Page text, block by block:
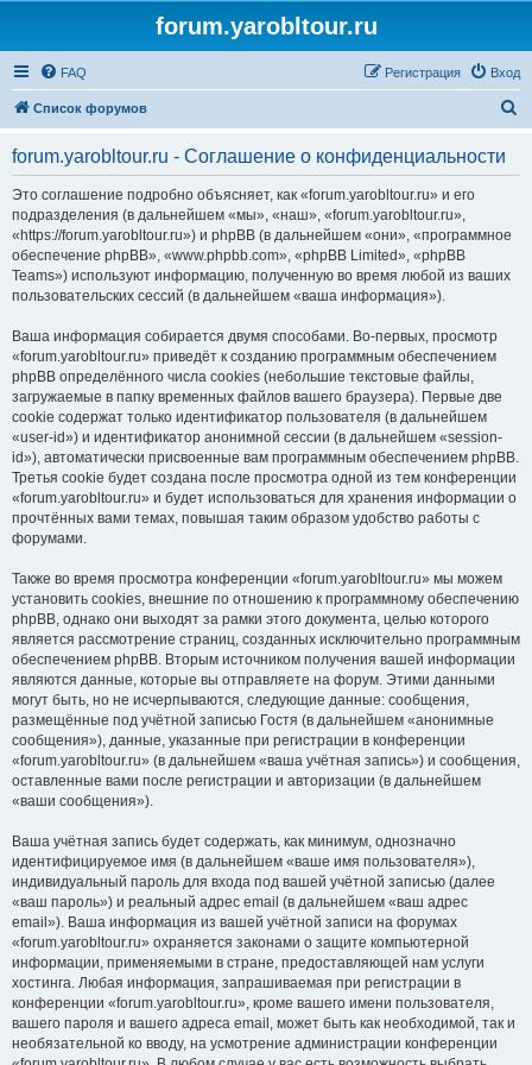
forum.yarobltour.ru
FAQ Вход
Регистрация
Список форумов
forum.yarobltour.ru - Соглашение о конфиденциальности
Это соглашение подробно объясняет, как «forum.yarobltour.ru» и его
подразделения (в дальнейшем «мы», «наш», «forum.yarobltour.ru»,
«https://forum.yarobltour.ru») и phpBB (в дальнейшем «они», «программное
обеспечение phpBB», «www.phpbb.com», «phpBB Limited», «phpBB
Teams») используют информацию, полученную во время любой из ваших
пользовательских сессий (в дальнейшем «ваша информация»).
Ваша информация собирается двумя способами. Во-первых, просмотр
«forum.yarobltour.ru» приведёт к созданию программным обеспечением
phpBB определённого числа cookies (небольшие текстовые файлы,
загружаемые в папку временных файлов вашего браузера). Первые две
cookie содержат только идентификатор пользователя (в дальнейшем
«user-id») и идентификатор анонимной сессии (в дальнейшем «session-
id»), автоматически присвоенные вам программным обеспечением phpBB.
Третья cookie будет создана после просмотра одной из тем конференции
«forum.yarobltour.ru» и будет использоваться для хранения информации о
прочтённых вами темах, повышая таким образом удобство работы с
форумами.
Также во время просмотра конференции «forum.yarobltour.ru» мы можем
установить cookies, внешние по отношению к программному обеспечению
phpBB, однако они выходят за рамки этого документа, целью которого
является рассмотрение страниц, созданных исключительно программным
обеспечением phpBB. Вторым источником получения вашей информации
являются данные, которые вы отправляете на форум. Этими данными
могут быть, но не исчерпываются, следующие данные: сообщения,
размещённые под учётной записью Гостя (в дальнейшем «анонимные
сообщения»), данные, указанные при регистрации в конференции
«forum.yarobltour.ru» (в дальнейшем «ваша учётная запись») и сообщения,
оставленные вами после регистрации и авторизации (в дальнейшем
«ваши сообщения»).
Ваша учётная запись будет содержать, как минимум, однозначно
идентифицируемое имя (в дальнейшем «ваше имя пользователя»),
индивидуальный пароль для входа под вашей учётной записью (далее
«ваш пароль») и реальный адрес email (в дальнейшем «ваш адрес
email»). Ваша информация из вашей учётной записи на форумах
«forum.yarobltour.ru» охраняется законами о защите компьютерной
информации, применяемыми в стране, предоставляющей нам услуги
хостинга. Любая информация, запрашиваемая при регистрации в
конференции «forum.yarobltour.ru», кроме вашего имени пользователя,
вашего пароля и вашего адреса email, может быть как необходимой, так и
необязательной ко вводу, на усмотрение администрации конференции